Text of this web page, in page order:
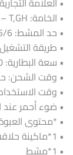
• الخامة: ABS – T,GH
• حد المشط: 3/4.5/6 مللي متر
• طريقة
• سعة البطارية: 600 مللي امبير
• وقت الشحن: حوالي
• وقت الاستخدام:
• ضوء أحمر عند
• *محتوى
• 1*ماكينة حلاقة
• 1*مشط